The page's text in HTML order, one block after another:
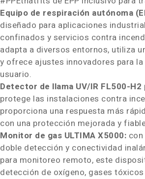
Equipo de respiración autónoma
diseñado para aplicaciones
confinados y servicios contra
adapta a diversos entornos, utiliza
y ofrece ajustes innovadores para
usuario.
Detector de llama UV/IR FL500-
protege las instalaciones contra
proporciona una respuesta más
con una protección mejorada y
Monitor de gas ULTIMA X5000:
doble detección y conectividad
para monitoreo remoto, este
detección de oxígeno, gases